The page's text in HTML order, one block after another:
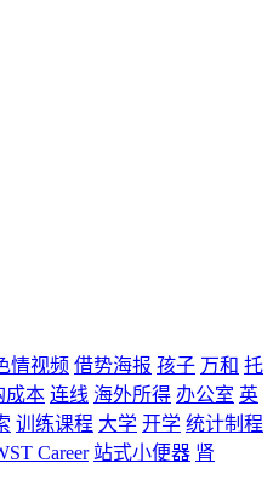
情视频 借势海报 孩子 万和 托
成本 连线 海外所得 办公室 英
训练课程 大学 开学 统计制程
Career 站式小便器 肾